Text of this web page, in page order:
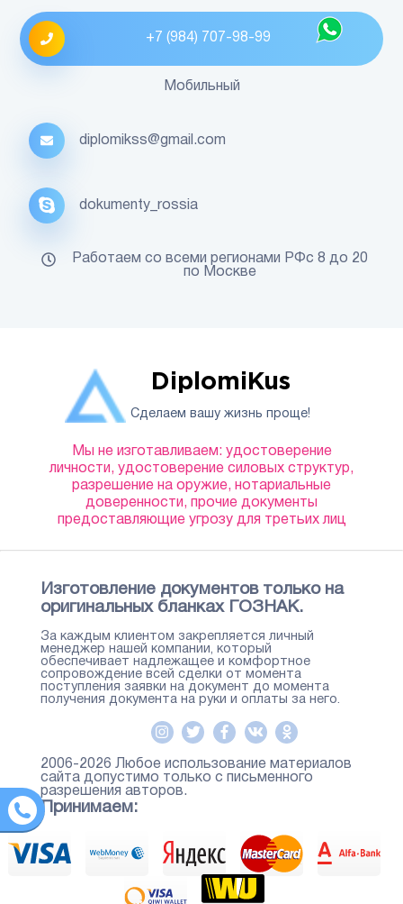
DiplomiKus
Сделаем вашу жизнь проще!
Мы не изготавливаем: удостоверение
личности, удостоверение силовых структур,
разрешение на оружие, нотариальные
доверенности, прочие документы
предоставляющие угрозу для третьих лиц
Изготовление документов только на
оригинальных бланках ГОЗНАК.
За каждым клиентом закрепляется личный
менеджер нашей компании, который
обеспечивает надлежащее и комфортное
сопровождение всей сделки от момента
поступления заявки на документ до момента
получения документа на руки и оплаты за него.
2006-2026 Любое использование материалов
сайта допустимо только с письменного
разрешения авторов.
Принимаем:
+7 (984) 707-98-99
Мобильный
diplomikss@gmail.com
dokumenty_rossia
Работаем со всеми регионами РФс 8 до 20
по Москве